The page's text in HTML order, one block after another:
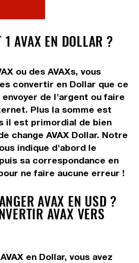
AVAX EN DOLLAR ?
ou des AVAXs, vous
convertir en Dollar que ce
de l'argent ou faire
Plus la somme est
il est primordial de bien
change AVAX Dollar. Notre
indique d'abord le
sa correspondance en
ne faire aucune erreur !
AVAX EN USD ?
AVAX VERS
en Dollar, vous avez